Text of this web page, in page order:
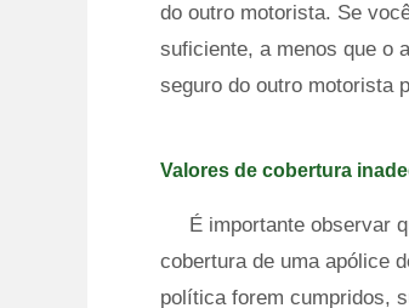
do outro motorista. Se
suficiente, a menos que o
seguro do outro motorista
Valores de cobertura
É importante observar
cobertura de uma apólice
política forem cumpridos,